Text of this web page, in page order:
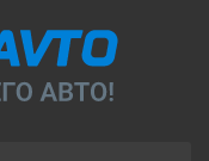
7 дней ожидания
накладная).